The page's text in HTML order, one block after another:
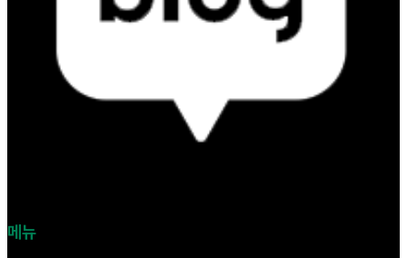
메뉴